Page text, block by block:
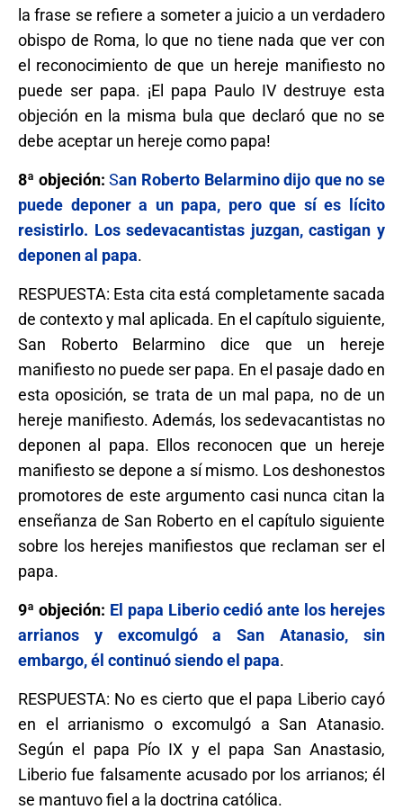
la frase se refiere a someter a juicio a un verdadero
obispo de Roma, lo que no tiene nada que ver con
el reconocimiento de que un hereje manifiesto no
puede ser papa. ¡El papa Paulo IV destruye esta
objeción en la misma bula que declaró que no se
debe aceptar un hereje como papa!
8ª objeción: San Roberto Belarmino dijo que no se
puede deponer a un papa, pero que sí es lícito
resistirlo. Los sedevacantistas juzgan, castigan y
deponen al papa.
RESPUESTA: Esta cita está completamente sacada
de contexto y mal aplicada. En el capítulo siguiente,
San Roberto Belarmino dice que un hereje
manifiesto no puede ser papa. En el pasaje dado en
esta oposición, se trata de un mal papa, no de un
hereje manifiesto. Además, los sedevacantistas no
deponen al papa. Ellos reconocen que un hereje
manifiesto se depone a sí mismo. Los deshonestos
promotores de este argumento casi nunca citan la
enseñanza de San Roberto en el capítulo siguiente
sobre los herejes manifiestos que reclaman ser el
papa.
9ª objeción: El papa Liberio cedió ante los herejes
arrianos y excomulgó a San Atanasio, sin
embargo, él continuó siendo el papa.
RESPUESTA: No es cierto que el papa Liberio cayó
en el arrianismo o excomulgó a San Atanasio.
Según el papa Pío IX y el papa San Anastasio,
Liberio fue falsamente acusado por los arrianos; él
se mantuvo fiel a la doctrina católica.